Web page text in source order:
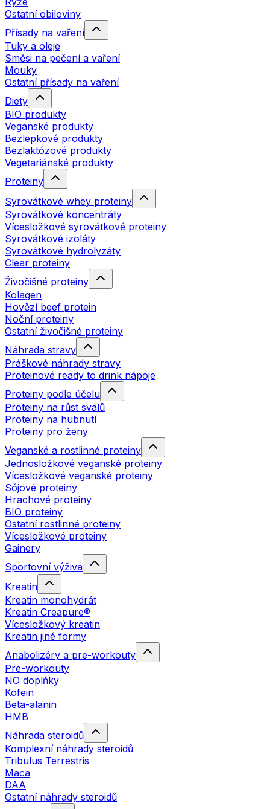
Ostatní obiloviny
Přísady na vaření
Tuky a oleje
Směsi na pečení a vaření
Mouky
Ostatní přísady na vaření
Diety
BIO produkty
Veganské produkty
Bezlepkové produkty
Bezlaktózové produkty
Vegetariánské produkty
Proteiny
Syrovátkové whey proteiny
Syrovátkové koncentráty
Vícesložkové syrovátkové proteiny
Syrovátkové izoláty
Syrovátkové hydrolyzáty
Clear proteiny
Živočišné proteiny
Kolagen
Hovězí beef protein
Noční proteiny
Ostatní živočišné proteiny
Náhrada stravy
Práškové náhrady stravy
Proteinové ready to drink nápoje
Proteiny podle účelu
Proteiny na růst svalů
Proteiny na hubnutí
Proteiny pro ženy
Veganské a rostlinné proteiny
Jednosložkové veganské proteiny
Vícesložkové veganské proteiny
Sójové proteiny
Hrachové proteiny
BIO proteiny
Ostatní rostlinné proteiny
Vícesložkové proteiny
Gainery
Sportovní výživa
Kreatin
Kreatin monohydrát
Kreatin Creapure®
Vícesložkový kreatin
Kreatin jiné formy
Anabolizéry a pre-workouty
Pre-workouty
NO doplňky
Kofein
Beta-alanin
HMB
Náhrada steroidů
Komplexní náhrady steroidů
Tribulus Terrestris
Maca
DAA
Ostatní náhrady steroidů